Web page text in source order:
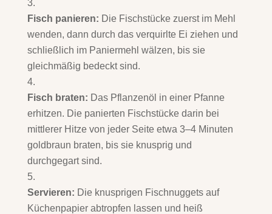
Fisch panieren: Die Fischstücke zuerst im Mehl
wenden, dann durch das verquirlte Ei ziehen und
schließlich im Paniermehl wälzen, bis sie
gleichmäßig bedeckt sind.
Fisch braten: Das Pflanzenöl in einer Pfanne
erhitzen. Die panierten Fischstücke darin bei
mittlerer Hitze von jeder Seite etwa 3–4 Minuten
goldbraun braten, bis sie knusprig und
durchgegart sind.
Servieren: Die knusprigen Fischnuggets auf
Küchenpapier abtropfen lassen und heiß